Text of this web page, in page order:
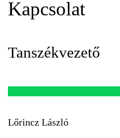
Kapcsolat
Tanszékvezető
Lőrincz László